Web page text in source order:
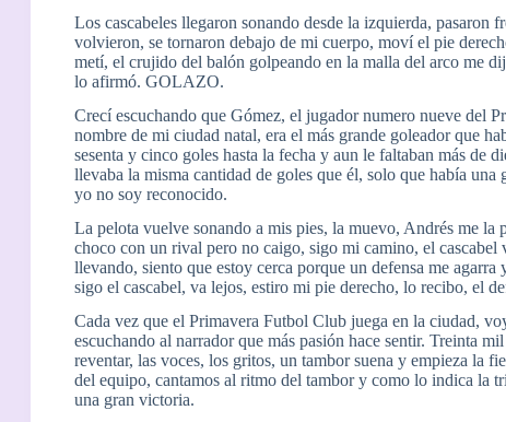
Los cascabeles llegaron sonando desde la izquierda, pasaron
volvieron, se tornaron debajo de mi cuerpo, moví el pie
metí, el crujido del balón golpeando en la malla del arco me
lo afirmó. GOLAZO.
Crecí escuchando que Gómez, el jugador numero nueve del
nombre de mi ciudad natal, era el más grande goleador que
sesenta y cinco goles hasta la fecha y aun le faltaban más de
llevaba la misma cantidad de goles que él, solo que había
yo no soy reconocido.
La pelota vuelve sonando a mis pies, la muevo, Andrés me la
choco con un rival pero no caigo, sigo mi camino, el cascabel
llevando, siento que estoy cerca porque un defensa me
sigo el cascabel, va lejos, estiro mi pie derecho, lo recibo, el
Cada vez que el Primavera Futbol Club juega en la ciudad,
escuchando al narrador que más pasión hace sentir. Treinta
reventar, las voces, los gritos, un tambor suena y empieza la
del equipo, cantamos al ritmo del tambor y como lo indica la
una gran victoria.